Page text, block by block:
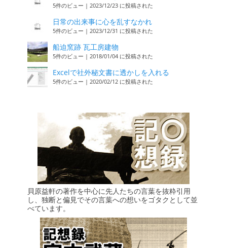
5件のビュー | 2023/12/23 に投稿された
日常の出来事に心を乱すなかれ
5件のビュー | 2023/12/31 に投稿された
船迫窯跡 瓦工房建物
5件のビュー | 2018/01/04 に投稿された
Excelで社外秘文書に透かしを入れる
5件のビュー | 2020/02/12 に投稿された
貝原益軒の著作を中心に先人たちの言葉を抜粋引用
し、独断と偏見でその言葉への想いをゴタクとして並
べています。